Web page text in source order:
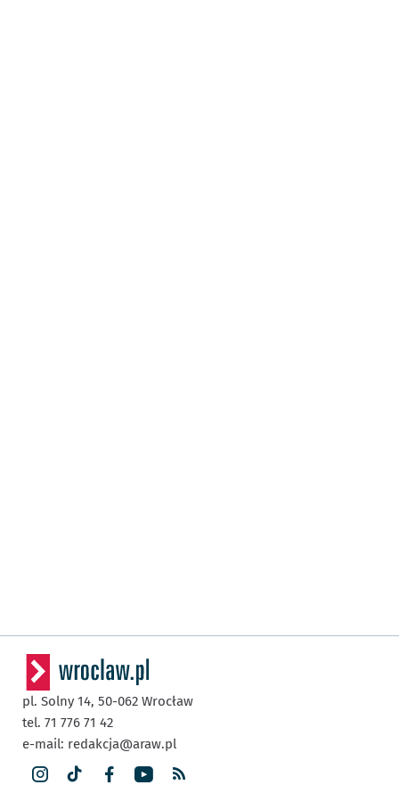
pl. Solny 14, 50-062 Wrocław
tel. 71 776 71 42
e-mail: redakcja@araw.pl